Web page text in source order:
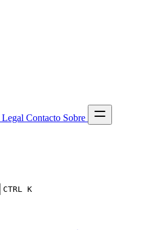
Legal Contacto Sobre
CTRL K